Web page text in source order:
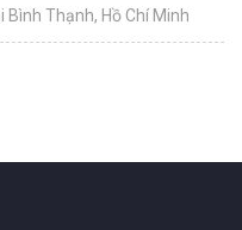
Bình Thạnh, Hồ Chí Minh